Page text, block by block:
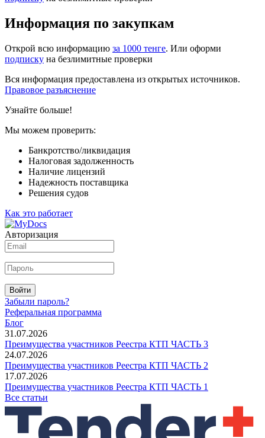
Информация по закупкам
Открой всю информацию за 1000 тенге. Или оформи
подписку на безлимитные проверки
Вся информация предоставлена из открытых источников.
Правовое разъяснение
Узнайте больше!
Мы можем проверить:
Банкротство/ликвидация
Налоговая задолженность
Наличие лицензий
Надежность поставщика
Решения судов
Как это работает
Авторизация
Войти
Забыли пароль?
Реферальная программа
Блог
31.07.2026
Преимущества участников Реестра КТП ЧАСТЬ 3
24.07.2026
Преимущества участников Реестра КТП ЧАСТЬ 2
17.07.2026
Преимущества участников Реестра КТП ЧАСТЬ 1
Все статьи